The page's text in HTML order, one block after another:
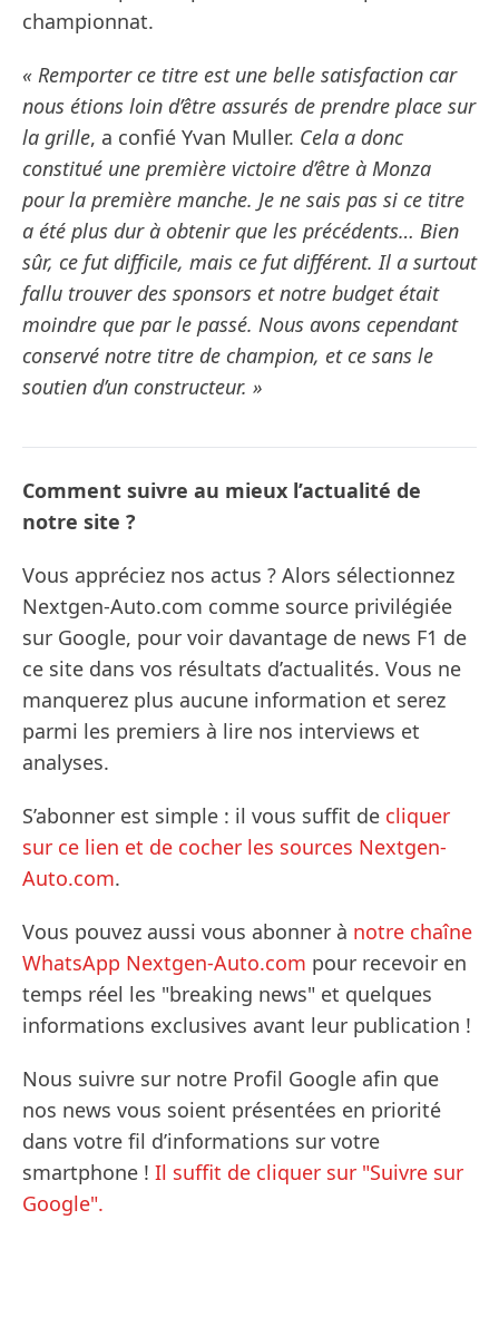
championnat.
« Remporter ce titre est une belle satisfaction car
nous étions loin d’être assurés de prendre place sur
la grille, a confié Yvan Muller. Cela a donc
constitué une première victoire d’être à Monza
pour la première manche. Je ne sais pas si ce titre
a été plus dur à obtenir que les précédents… Bien
sûr, ce fut difficile, mais ce fut différent. Il a surtout
fallu trouver des sponsors et notre budget était
moindre que par le passé. Nous avons cependant
conservé notre titre de champion, et ce sans le
soutien d’un constructeur. »
Comment suivre au mieux l’actualité de
notre site ?
Vous appréciez nos actus ? Alors sélectionnez
Nextgen-Auto.com comme source privilégiée
sur Google, pour voir davantage de news F1 de
ce site dans vos résultats d’actualités. Vous ne
manquerez plus aucune information et serez
parmi les premiers à lire nos interviews et
analyses.
S’abonner est simple : il vous suffit de cliquer
sur ce lien et de cocher les sources Nextgen-
Auto.com.
Vous pouvez aussi vous abonner à notre chaîne
WhatsApp Nextgen-Auto.com pour recevoir en
temps réel les "breaking news" et quelques
informations exclusives avant leur publication !
Nous suivre sur notre Profil Google afin que
nos news vous soient présentées en priorité
dans votre fil d’informations sur votre
smartphone ! Il suffit de cliquer sur "Suivre sur
Google".